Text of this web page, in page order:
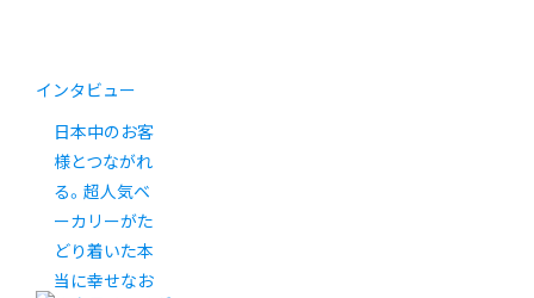
インタビュー
日本中のお客
様とつながれ
る。超人気ベ
ーカリーがた
どり着いた本
当に幸せなお